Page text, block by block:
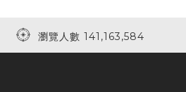
瀏覽人數 141,163,584